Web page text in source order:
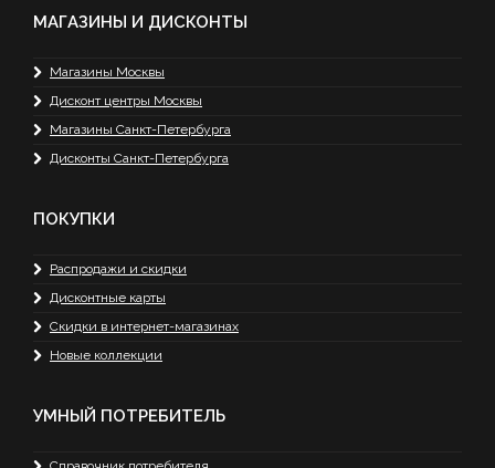
МАГАЗИНЫ И ДИСКОНТЫ
Магазины Москвы
Дисконт центры Москвы
Магазины Санкт-Петербурга
Дисконты Санкт-Петербурга
ПОКУПКИ
Распродажи и скидки
Дисконтные карты
Скидки в интернет-магазинах
Новые коллекции
УМНЫЙ ПОТРЕБИТЕЛЬ